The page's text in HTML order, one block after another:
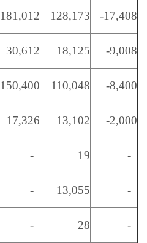
181,012 128,173 -17,408
30,612 18,125 -9,008
150,400 110,048 -8,400
17,326 13,102 -2,000
- 19 -
- 13,055 -
- 28 -